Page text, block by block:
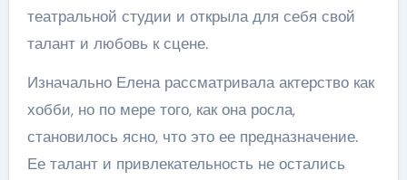
театральной студии и открыла для себя свой
талант и любовь к сцене.
Изначально Елена рассматривала актерство как
хобби, но по мере того, как она росла,
становилось ясно, что это ее предназначение.
Ее талант и привлекательность не остались